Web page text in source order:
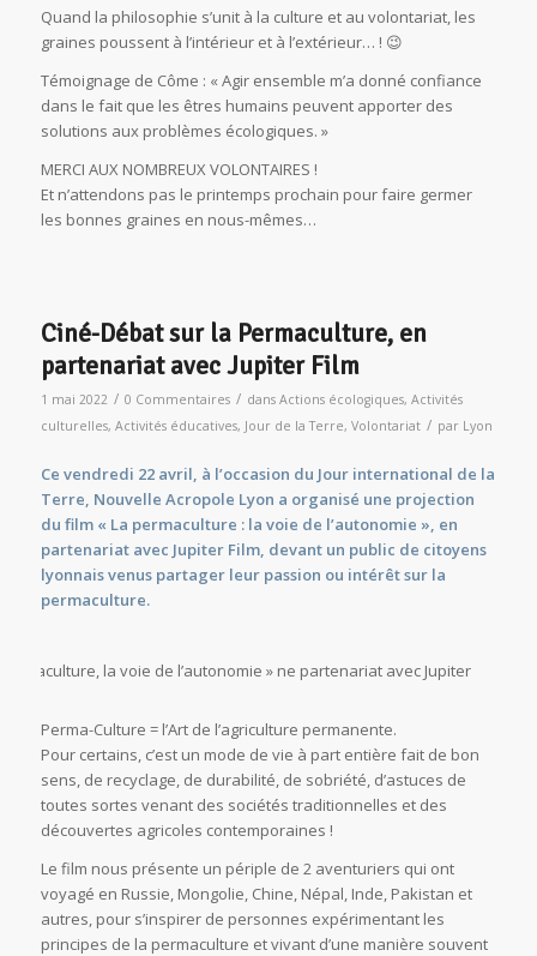
Quand la philosophie s’unit à la culture et au volontariat, les
graines poussent à l’intérieur et à l’extérieur… ! 😉
Témoignage de Côme : « Agir ensemble m’a donné confiance
dans le fait que les êtres humains peuvent apporter des
solutions aux problèmes écologiques. »
MERCI AUX NOMBREUX VOLONTAIRES !
Et n’attendons pas le printemps prochain pour faire germer
les bonnes graines en nous-mêmes…
Ciné-Débat sur la Permaculture, en
partenariat avec Jupiter Film
1 mai 2022 / 0 Commentaires / dans Actions écologiques, Activités
culturelles, Activités éducatives, Jour de la Terre, Volontariat / par Lyon
Ce vendredi 22 avril, à l’occasion du Jour international de la
Terre, Nouvelle Acropole Lyon a organisé une projection
du film « La permaculture : la voie de l’autonomie », en
partenariat avec Jupiter Film, devant un public de citoyens
lyonnais venus partager leur passion ou intérêt sur la
permaculture.
la voie de l’autonomie » ne partenariat avec Jupiter
Perma-Culture = l’Art de l’agriculture permanente.
Pour certains, c’est un mode de vie à part entière fait de bon
sens, de recyclage, de durabilité, de sobriété, d’astuces de
toutes sortes venant des sociétés traditionnelles et des
découvertes agricoles contemporaines !
Le film nous présente un périple de 2 aventuriers qui ont
voyagé en Russie, Mongolie, Chine, Népal, Inde, Pakistan et
autres, pour s’inspirer de personnes expérimentant les
principes de la permaculture et vivant d’une manière souvent